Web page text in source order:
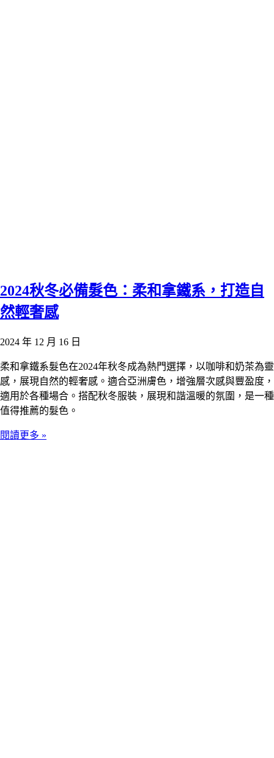
2024秋冬必備髮色：柔和拿鐵系，打造自
然輕奢感
2024 年 12 月 16 日
柔和拿鐵系髮色在2024年秋冬成為熱門選擇，以咖啡和奶茶為靈
感，展現自然的輕奢感。適合亞洲膚色，增強層次感與豐盈度，
適用於各種場合。搭配秋冬服裝，展現和諧溫暖的氛圍，是一種
值得推薦的髮色。
閱讀更多 »